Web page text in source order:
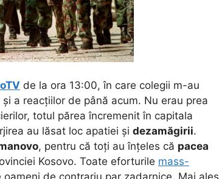
de la ora 13:00, în care colegii m-au
a reacțiilor de până acum. Nu erau prea
totul părea încremenit în capitala
au lăsat loc apatiei și dezamăgirii.
, pentru că toți au înțeles că pacea
Kosovo. Toate eforturile mass-
de contrariu par zadarnice. Mai ales